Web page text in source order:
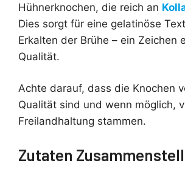
Hühnerknochen, die reich an
Dies sorgt für eine gelatinöse
Erkalten der Brühe – ein Zeichen
Qualität.
Achte darauf, dass die Knochen
Qualität sind und wenn möglich,
Freilandhaltung stammen.
Zutaten